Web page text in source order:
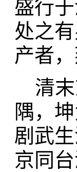
盛行
处之
产者
清末
隅，
剧武
京同